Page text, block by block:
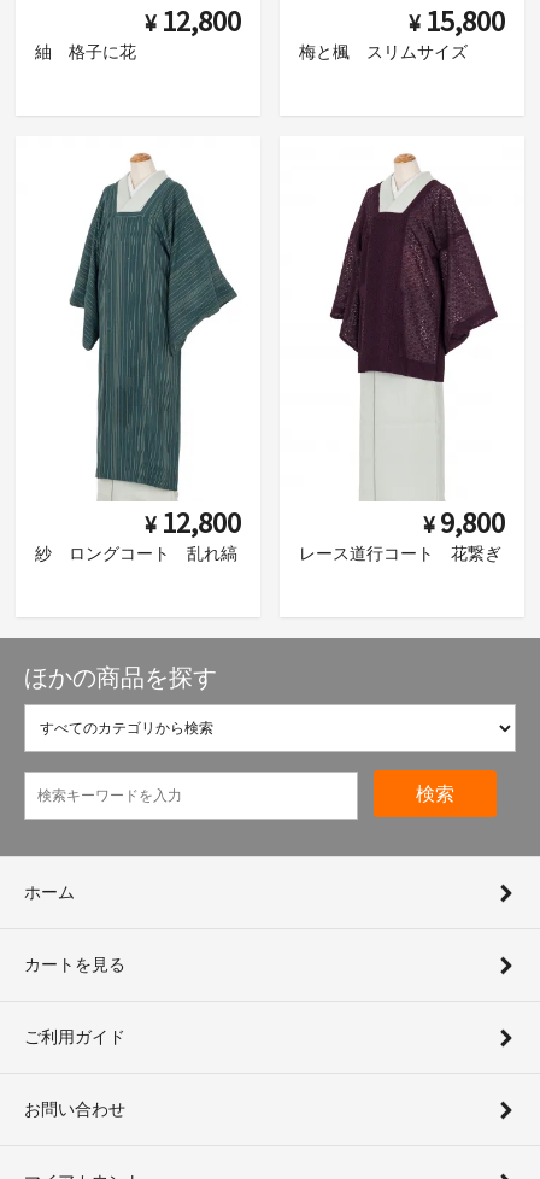
¥ 12,800
紬 格子に花
¥ 15,800
梅と楓 スリムサイズ
¥ 12,800
紗 ロングコート 乱れ縞
¥ 9,800
レース道行コート 花繋ぎ
ほかの商品を探す
検索
ホーム
カートを見る
ご利用ガイド
お問い合わせ